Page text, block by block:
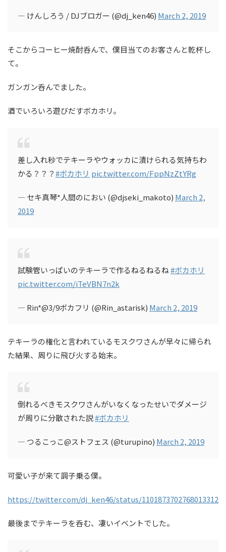
— けんしろう / DJブロガー (@dj_ken46) March 2, 2019
そこからコーヒー焼酎呑んで、僕目当てのお客さんと乾杯し
て。
ガンガン呑んでました。
酒でいろいろ遊びだすボカホリ。
差し入れ秒でテキーラやウォッカに漬けられる気持ちわ
かる？？？#ボカホリ pic.twitter.com/FppNzZtYRg
— セキ真琴*人間のにおい (@djseki_makoto) March 2,
2019
試験管いっぱいのテキーラで作るねるねるね#ボカホリ
pic.twitter.com/iTeVBN7n2k
— Rin*@3/9ボカフリ (@Rin_astarisk) March 2, 2019
テキーラの権化と言われているモスクワさんが早々に帰られ
た結果、周りに飛び火する始末。
倒れるべきモスクワさんがいなくなったせいでダメージ
が周りに分散された説#ボカホリ
— つるこっこ@ストフェス (@turupino) March 2, 2019
可愛い子が来て調子乗る僕。
https://twitter.com/dj_ken46/status/1101873702768013312
最後までテキーラを呑む、凄いイベントでした。